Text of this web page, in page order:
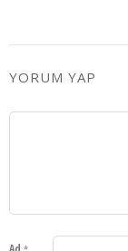
YORUM YAP